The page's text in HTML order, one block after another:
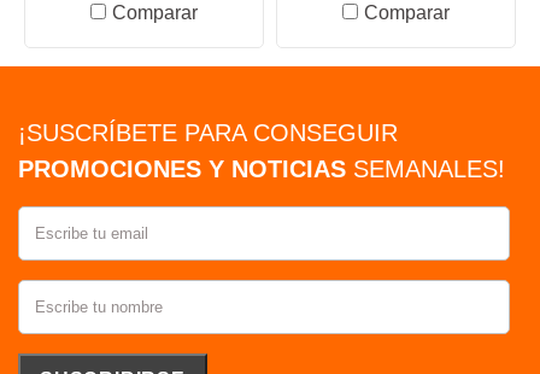
Comparar Comparar
¡SUSCRÍBETE PARA CONSEGUIR
PROMOCIONES Y NOTICIAS SEMANALES!